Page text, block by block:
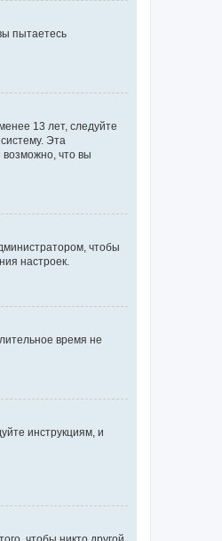
пытаетесь
13 лет, следуйте
Эта
что вы
чтобы
настроек.
время не
инструкциям, и